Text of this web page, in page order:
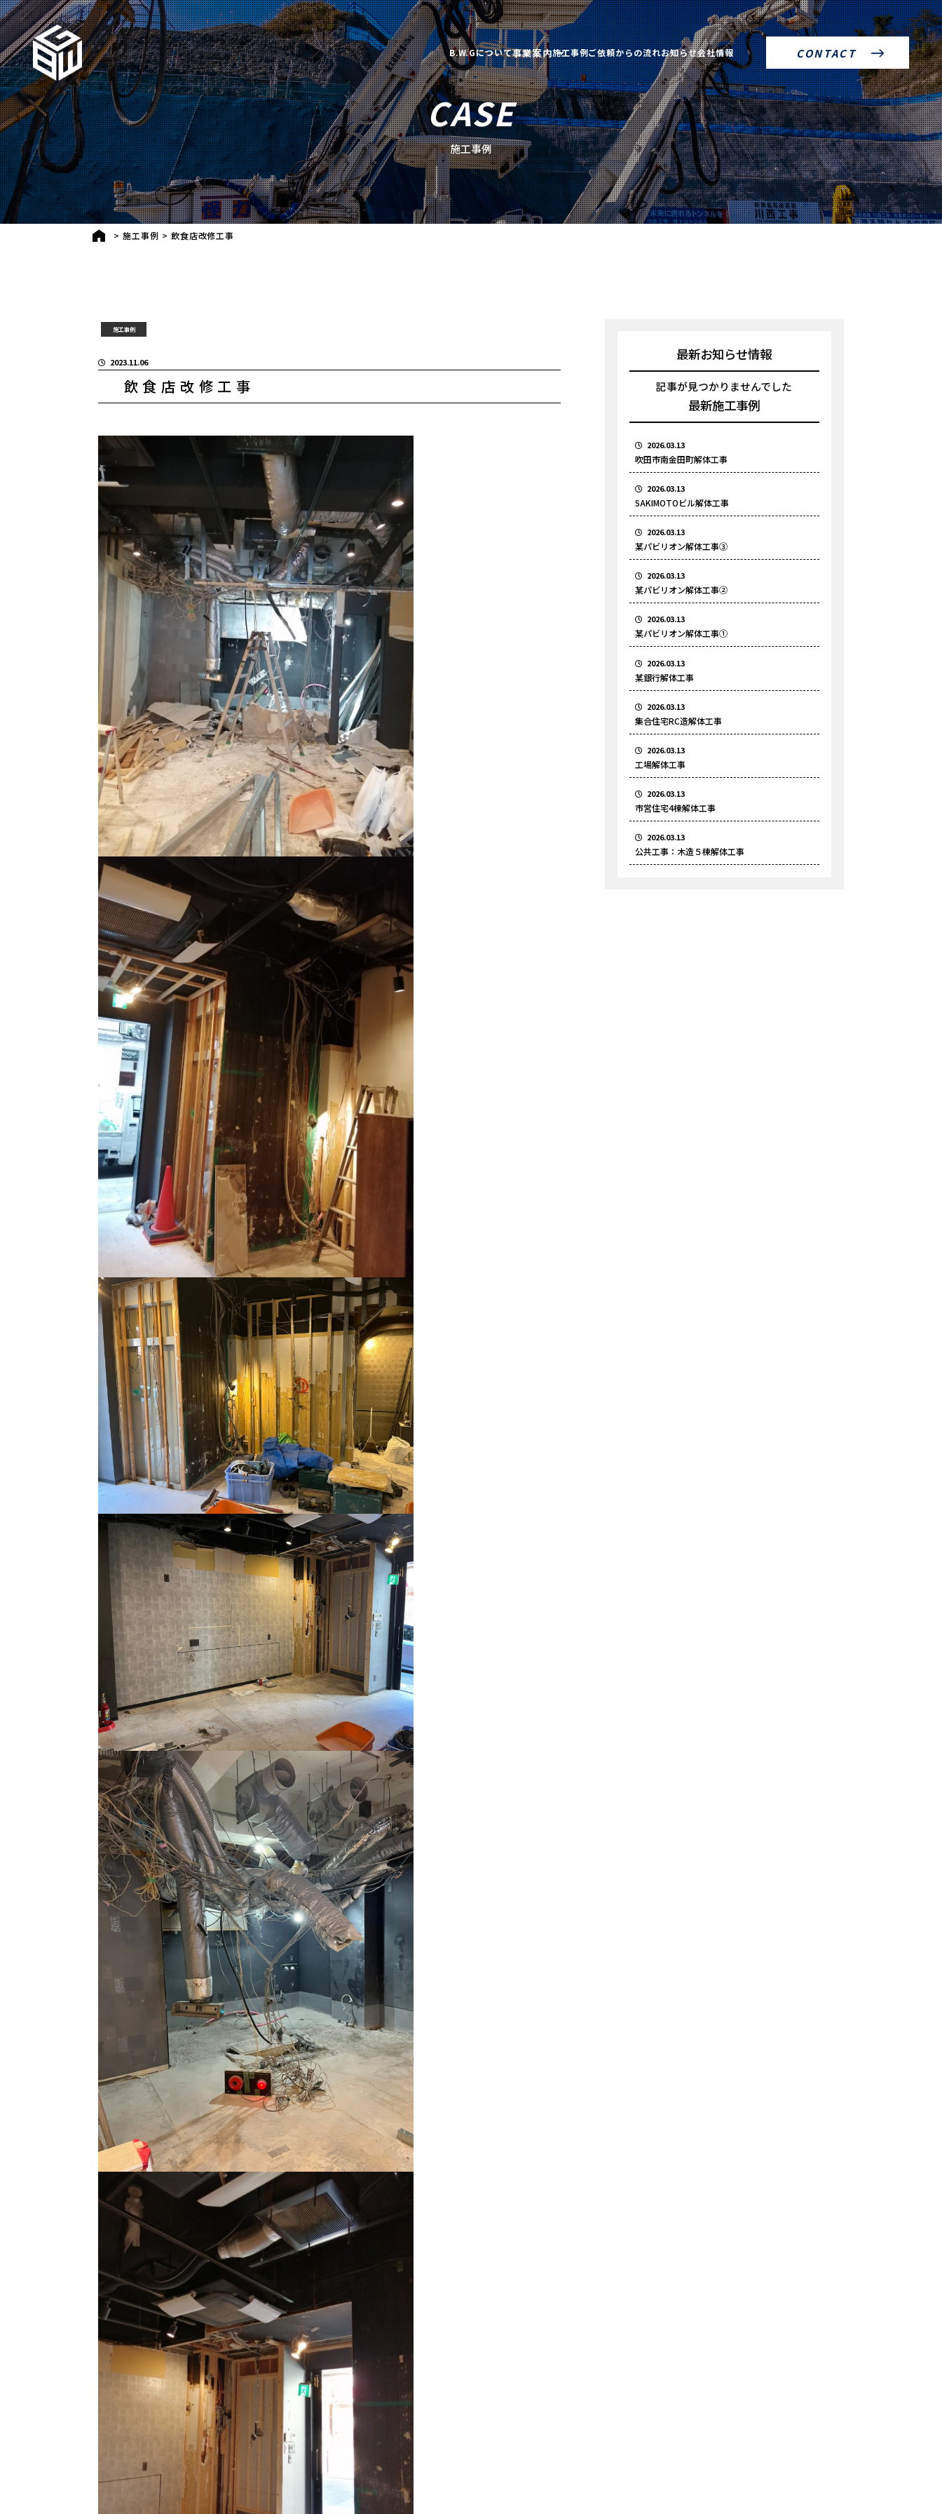
B.W.Gについて事業案内施工事例ご依頼からの流れお知らせ会社情報
CASE
施工事例
> 施工事例 > 飲食店改修工事
施工事例
2023.11.06
飲食店改修工事
最新お知らせ情報
記事が見つかりませんでした
最新施工事例
2026.03.13
吹田市南金田町解体工事
2026.03.13
SAKIMOTOビル解体工事
2026.03.13
某パビリオン解体工事③
2026.03.13
某パビリオン解体工事②
2026.03.13
某パビリオン解体工事①
2026.03.13
某銀行解体工事
2026.03.13
集合住宅RC造解体工事
2026.03.13
工場解体工事
2026.03.13
市営住宅4棟解体工事
2026.03.13
公共工事：木造５棟解体工事